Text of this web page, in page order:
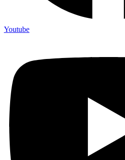
Youtube